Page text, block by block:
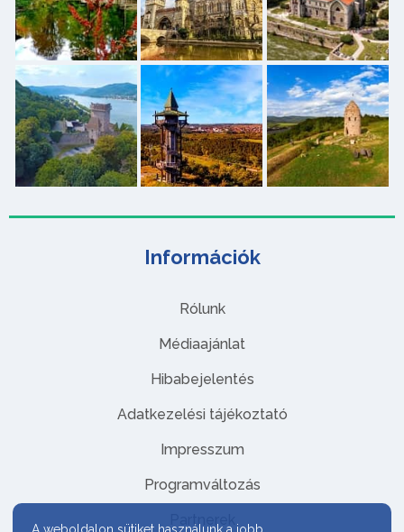
Információk
Rólunk
Médiaajánlat
Hibabejelentés
Adatkezelési tájékoztató
Impresszum
Programváltozás
Partnerek